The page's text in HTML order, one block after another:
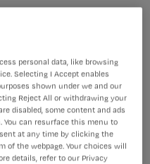
werk
Dat is altijd de eerste
collega’s voor! Past
een gezonde uitdaging
personal data, like browsing
Selecting I Accept enables
shown under we and our
Reject All or withdrawing your
disabled, some content and ads
You can resurface this menu to
at any time by clicking the
of the webpage. Your choices will
details, refer to our Privacy